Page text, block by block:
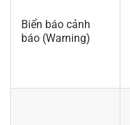
Biển báo cảnh
báo (Warning)